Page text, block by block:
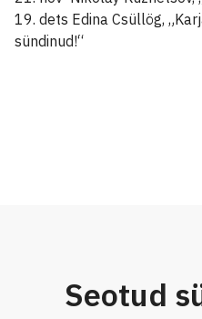
19. dets Edina Csüllög,
sündinud!“
Seotud